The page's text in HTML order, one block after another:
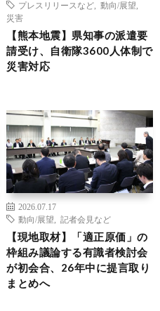
プレスリリースなど
動向/展望
災害
【熊本地震】県知事の派遣要
請受け、自衛隊3600人体制で
災害対応
2026.07.17
動向/展望
記者会見など
【現地取材】「適正原価」の
枠組み議論する有識者検討会
が初会合、26年中に提言取り
まとめへ